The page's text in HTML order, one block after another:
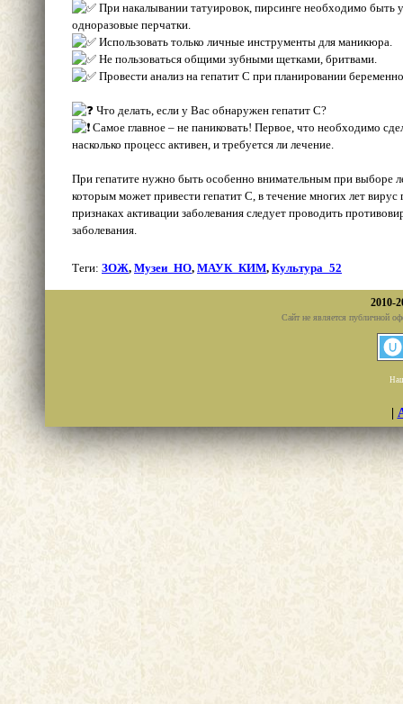
При накалывании татуировок, пирсинге необходимо быть
одноразовые перчатки.
Использовать только личные инструменты для маникюра.
Не пользоваться общими зубными щетками, бритвами.
Провести анализ на гепатит С при планировании
Что делать, если у Вас обнаружен гепатит С?
Самое главное – не паниковать! Первое, что необходимо
насколько процесс активен, и требуется ли лечение.
При гепатите нужно быть особенно внимательным при выборе
которым может привести гепатит С, в течение многих лет
признаках активации заболевания следует проводить
заболевания.
Теги: ЗОЖ, Музеи_НО, МАУК_КИМ, Культура_52
2010-
Сайт не является публичной